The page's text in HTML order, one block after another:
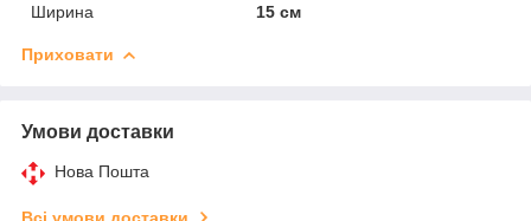
Ширина
15 см
Приховати
Умови доставки
Нова Пошта
Всі умови доставки